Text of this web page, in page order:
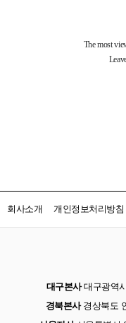
회사소개 개인정보처리방침
대구본사대구광역
경북본사경상북도